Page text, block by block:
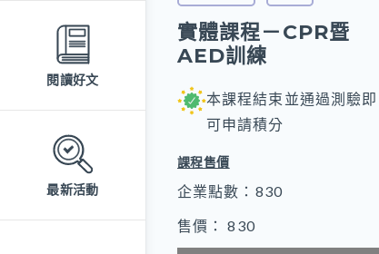
閱讀好文
最新活動
實體課程－CPR暨
AED訓練
本課程結束並通過測驗即
可申請積分
課程售價
企業點數：830
售價： 830